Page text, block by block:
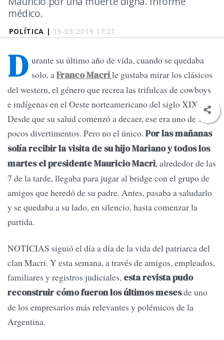
POLÍTICA | 15-03-2019 17:21
médico.
D urante su último año de vida, cuando se quedaba
solo, aFranco Macrile gustaba mirar los clásicos
del western, el género que recrea las trifulcas de cowboys
e indígenas en el Oeste norteamericano del siglo XIX.
Desde que su salud comenzó a decaer, ese era uno de sus
pocos divertimentos. Pero no el único. Por las mañanas
solía recibir la visita de su hijo Mariano y todos los
martes el presidente Mauricio Macri, alrededor de las
7 de la tarde, llegaba para jugar al bridge con el grupo de
amigos que heredó de su padre. Antes, pasaba a saludarlo
y se quedaba a su lado, en silencio, hasta comenzar la
partida.
NOTICIAS siguió el día a día de la vida del patriarca del
clan Macri. Y esta semana, a través de amigos, empleados,
familiares y registros judiciales, esta revista pudo
reconstruir cómo fueron los últimos mesesde uno
de los empresarios más relevantes y polémicos de la
Argentina.